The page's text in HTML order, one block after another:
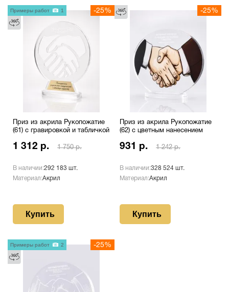
Приз из акрила Рукопожатие
(61) с гравировкой и табличкой
1 312 р. 1 750 р.
В наличии:292 183 шт.
Материал:Акрил
Купить
-25%
Примеры работ 1
Приз из акрила Рукопожатие
(62) с цветным нанесением
931 р. 1 242 р.
В наличии:328 524 шт.
Материал:Акрил
Купить
-25%
-25%
Примеры работ 2